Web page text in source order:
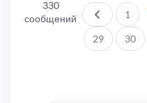
330
сообщений
Пред.1
29 30